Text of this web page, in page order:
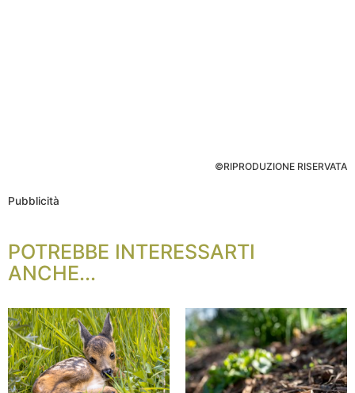
©RIPRODUZIONE RISERVATA
Pubblicità
POTREBBE INTERESSARTI
ANCHE...